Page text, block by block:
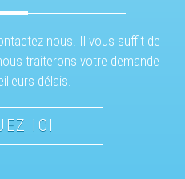
nous. Il vous suffit de
traiterons votre demande
délais.
ICI